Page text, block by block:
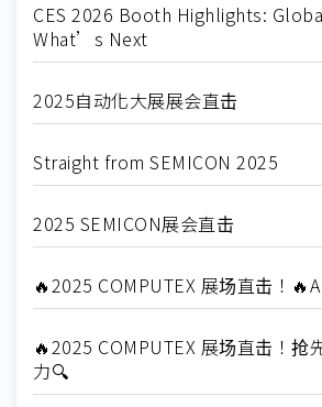
CES 2026 Booth Highlights:
What’s Next
2025自动化大展展会直击
Straight from SEMICON 2025
2025 SEMICON展会直击
🔥2025 COMPUTEX 展场直击！
🔥2025 COMPUTEX 展场直击！抢
力🔍